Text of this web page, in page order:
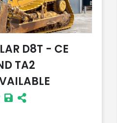
D8T - CE
TA2